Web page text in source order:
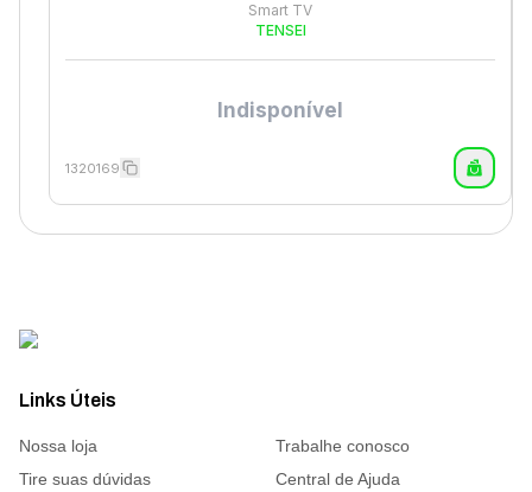
Smart TV
TENSEI
Indisponível
1320169
Links Úteis
Nossa loja
Trabalhe conosco
Tire suas dúvidas
Central de Ajuda